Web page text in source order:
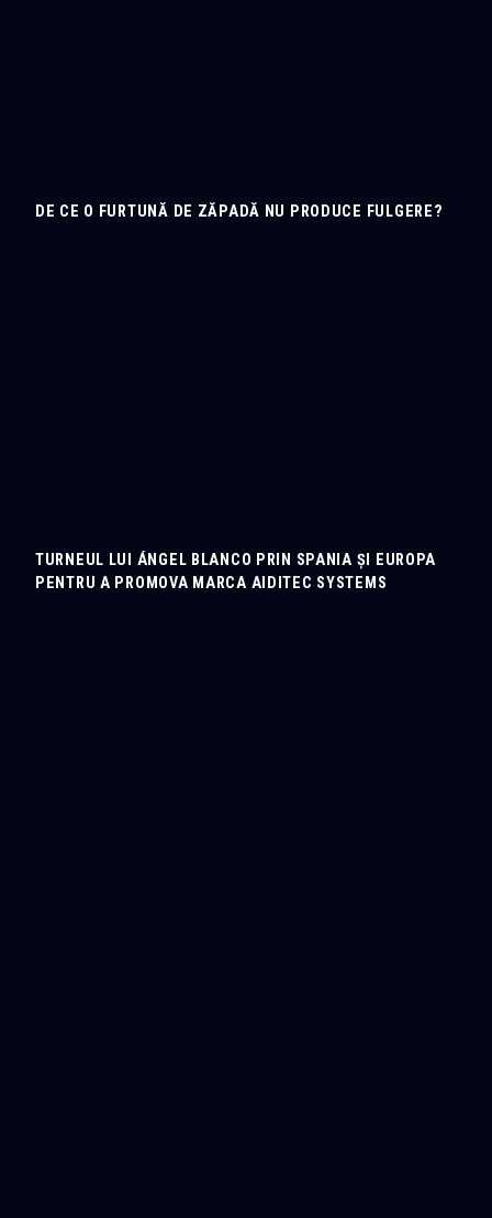
DE CE O FURTUNĂ DE ZĂPADĂ NU PRODUCE FULGERE?
TURNEUL LUI ÁNGEL BLANCO PRIN SPANIA ȘI EUROPA
PENTRU A PROMOVA MARCA AIDITEC SYSTEMS